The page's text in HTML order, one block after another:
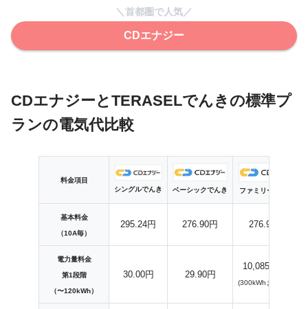
＼首都圏で人気／
CDエナジー
CDエナジーとTERASELでんきの標準プ
ランの電気代比較
料金項目
シングルでんき
ベーシックでんき ファミリーでんき
基本料金
（10A毎）
295.24円 276.90円 276.90円
電力量料金
第1段階
（〜120kWh）
30.00円 29.90円
10,085.20円
(300kWhまで定額)